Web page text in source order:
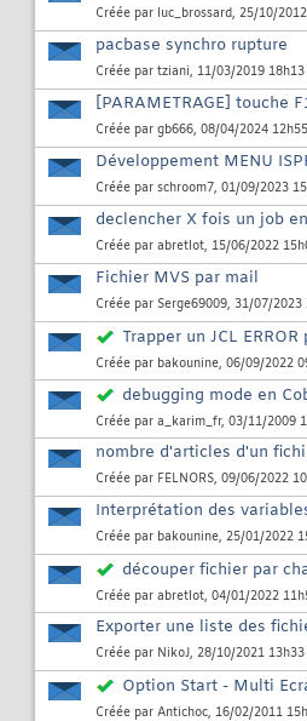
Créée par luc_brossard, 25/10/
pacbase synchro rupture
Créée par tziani, 11/03/2019 18h13
[PARAMETRAGE] touche
Créée par gb666, 08/04/2024 12h55
Développement MENU
Créée par schroom7, 01/09/2023
declencher X fois un job
Créée par abretlot, 15/06/2022
Fichier MVS par mail
Créée par Serge69009, 31/07/2023
Trapper un JCL ERROR
Créée par bakounine, 06/09/2022
debugging mode en
Créée par a_karim_fr, 03/11/2009
nombre d'articles d'un
Créée par FELNORS, 09/06/2022
Interprétation des
Créée par bakounine, 25/01/2022
découper fichier par
Créée par abretlot, 04/01/2022
Exporter une liste des
Créée par NikoJ, 28/10/2021 13h33
Option Start - Multi
Créée par Antichoc, 16/02/2011